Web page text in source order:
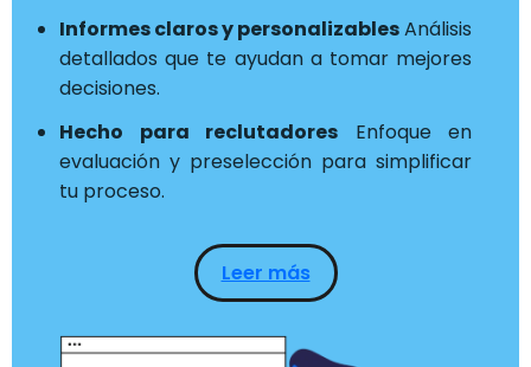
Informes claros y personalizablesAnálisis
detallados que te ayudan a tomar mejores
decisiones.
Hecho para reclutadores Enfoque en
evaluación y preselección para simplificar
tu proceso.
Leer más